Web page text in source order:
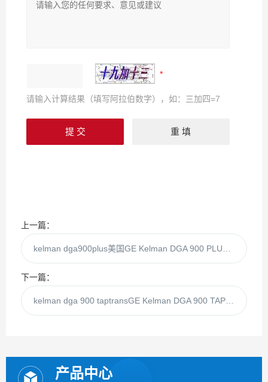
请输入计算结果（填写阿拉伯数字），如：三加四=7
上一篇：
下一篇：
产品中心